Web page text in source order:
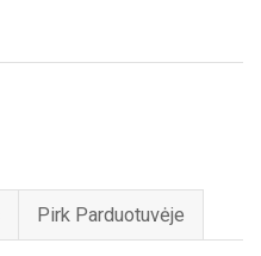
Pirk Parduotuvėje